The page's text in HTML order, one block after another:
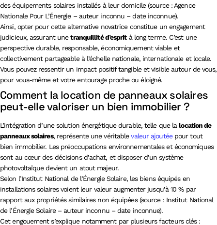
des équipements solaires installés à leur domicile (source : Agence
Nationale Pour L’Énergie – auteur inconnu – date inconnue).
Ainsi, opter pour cette alternative novatrice constitue un engagement
judicieux, assurant unetranquillité d’esprità long terme. C’est une
perspective durable, responsable, économiquement viable et
collectivement partageable à l’échelle nationale, internationale et locale.
Vous pouvez ressentir un impact positif tangible et visible autour de vous,
pour vous-même et votre entourage proche ou éloigné.
Comment la location de panneaux solaires
peut-elle valoriser un bien immobilier ?
L’intégration d’une solution énergétique durable, telle que lalocation de
panneaux solaires, représente une véritablevaleur ajoutéepour tout
bien immobilier. Les préoccupations environnementales et économiques
sont au cœur des décisions d’achat, et disposer d’un système
photovoltaïque devient un atout majeur.
Selon l’Institut National de l’Énergie Solaire, les biens équipés en
installations solaires voient leur valeur augmenter jusqu’à 10 % par
rapport aux propriétés similaires non équipées (source : Institut National
de l’Énergie Solaire – auteur inconnu – date inconnue).
Cet engouement s’explique notamment par plusieurs facteurs clés :